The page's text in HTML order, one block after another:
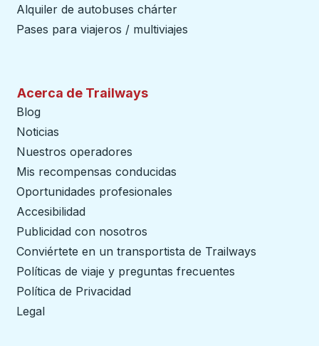
Alquiler de autobuses chárter
Pases para viajeros / multiviajes
Acerca de Trailways
Blog
Noticias
Nuestros operadores
Mis recompensas conducidas
Oportunidades profesionales
Accesibilidad
Publicidad con nosotros
Conviértete en un transportista de Trailways
Políticas de viaje y preguntas frecuentes
Política de Privacidad
Legal